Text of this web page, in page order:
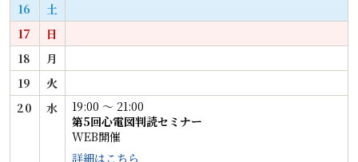
16
土
17
日
18
月
19
火
20
水
19:00 〜 21:00
第5回心電図判読セミナー
WEB開催
詳細はこちら